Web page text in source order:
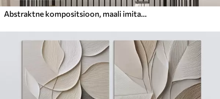
Abstraktne kompositsioon, maali imitatsioon